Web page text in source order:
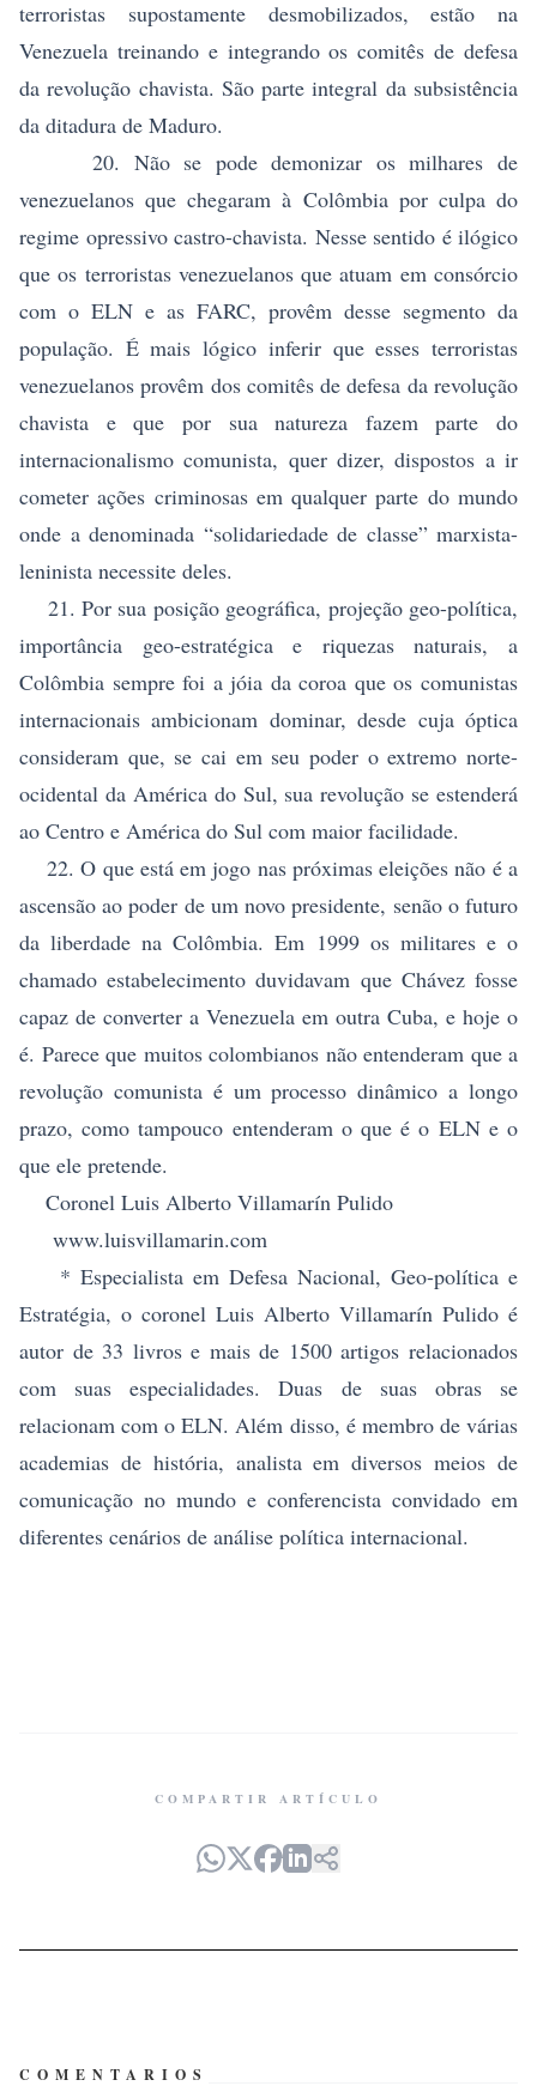
terroristas supostamente desmobilizados, estão na
Venezuela treinando e integrando os comitês de defesa
da revolução chavista. São parte integral da subsistência
da ditadura de Maduro.
20. Não se pode demonizar os milhares de
venezuelanos que chegaram à Colômbia por culpa do
regime opressivo castro-chavista. Nesse sentido é ilógico
que os terroristas venezuelanos que atuam em consórcio
com o ELN e as FARC, provêm desse segmento da
população. É mais lógico inferir que esses terroristas
venezuelanos provêm dos comitês de defesa da revolução
chavista e que por sua natureza fazem parte do
internacionalismo comunista, quer dizer, dispostos a ir
cometer ações criminosas em qualquer parte do mundo
onde a denominada “solidariedade de classe” marxista-
leninista necessite deles.
21. Por sua posição geográfica, projeção geo-política,
importância geo-estratégica e riquezas naturais, a
Colômbia sempre foi a jóia da coroa que os comunistas
internacionais ambicionam dominar, desde cuja óptica
consideram que, se cai em seu poder o extremo norte-
ocidental da América do Sul, sua revolução se estenderá
ao Centro e América do Sul com maior facilidade.
22. O que está em jogo nas próximas eleições não é a
ascensão ao poder de um novo presidente, senão o futuro
da liberdade na Colômbia. Em 1999 os militares e o
chamado estabelecimento duvidavam que Chávez fosse
capaz de converter a Venezuela em outra Cuba, e hoje o
é. Parece que muitos colombianos não entenderam que a
revolução comunista é um processo dinâmico a longo
prazo, como tampouco entenderam o que é o ELN e o
que ele pretende.
Coronel Luis Alberto Villamarín Pulido
www.luisvillamarin.com
* Especialista em Defesa Nacional, Geo-política e
Estratégia, o coronel Luis Alberto Villamarín Pulido é
autor de 33 livros e mais de 1500 artigos relacionados
com suas especialidades. Duas de suas obras se
relacionam com o ELN. Além disso, é membro de várias
academias de história, analista em diversos meios de
comunicação no mundo e conferencista convidado em
diferentes cenários de análise política internacional.
COMPARTIR ARTÍCULO
COMENTARIOS